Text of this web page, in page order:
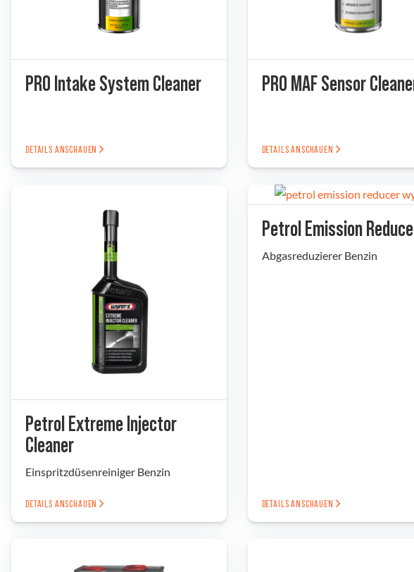
PRO Intake System Cleaner
DETAILS ANSCHAUEN
PRO MAF Sensor
DETAILS ANSCHAUEN
Petrol Extreme Injector
Cleaner
Einspritzdüsenreiniger Benzin
DETAILS ANSCHAUEN
Petrol Emission
Abgasreduzierer Benzin
DETAILS ANSCHAUEN